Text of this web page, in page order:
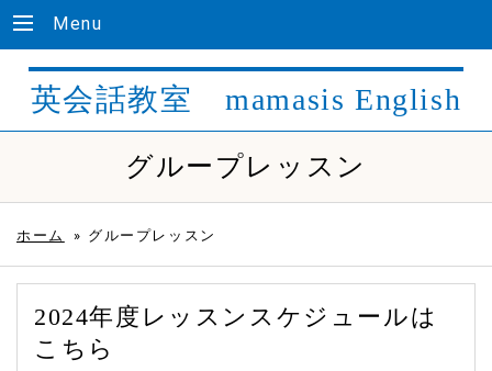
Menu
英会話教室 mamasis English
グループレッスン
ホーム » グループレッスン
2024年度レッスンスケジュールは
こちら